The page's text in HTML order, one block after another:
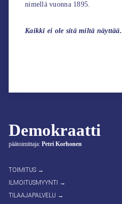
Demokraatti
päätoimittaja: Petri Korhonen
TOIMITUS →
ILMOITUSMYYNTI →
TILAAJAPALVELU →
nimellä vuonna 1895.
Kaikki ei ole sitä miltä näyttää.